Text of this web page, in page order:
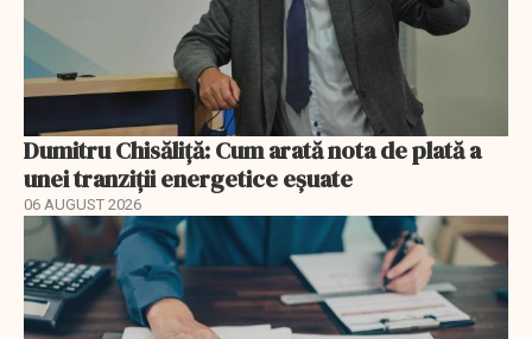
Dumitru Chisăliță: Cum arată nota de plată a
unei tranziții energetice eșuate
06 AUGUST 2026